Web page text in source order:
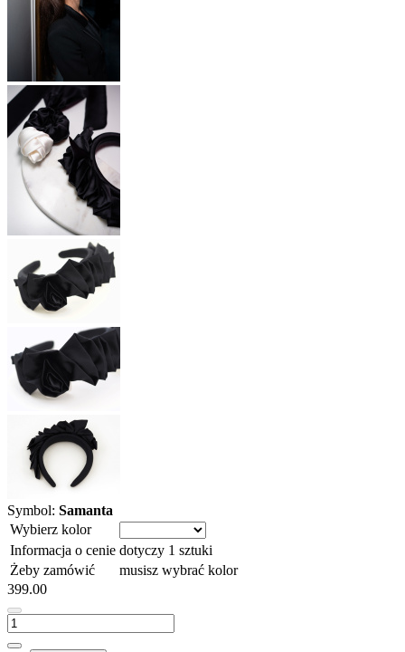
Symbol: Samanta
Wybierz kolor
Informacja o cenie dotyczy 1 sztuki
Żeby zamówić
musisz wybrać kolor
399.00